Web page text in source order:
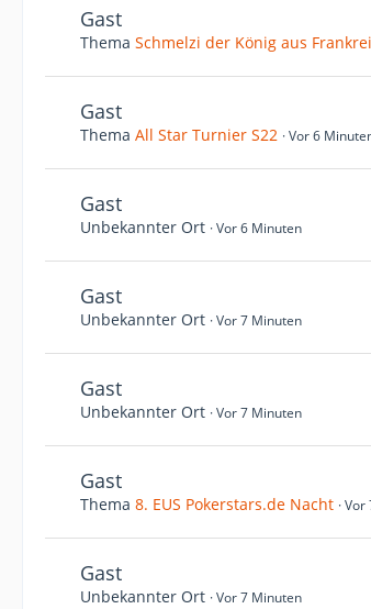
Gast
Thema Schmelzi der König aus
Gast
Thema All Star Turnier S22 Vor 6
Gast
Unbekannter Ort Vor 6 Minuten
Gast
Unbekannter Ort Vor 7 Minuten
Gast
Unbekannter Ort Vor 7 Minuten
Gast
Thema 8. EUS Pokerstars.de Nacht Vor
Gast
Unbekannter Ort Vor 7 Minuten